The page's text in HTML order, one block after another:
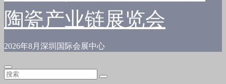
陶瓷产业链展览会
2026年8月深圳国际会展中心